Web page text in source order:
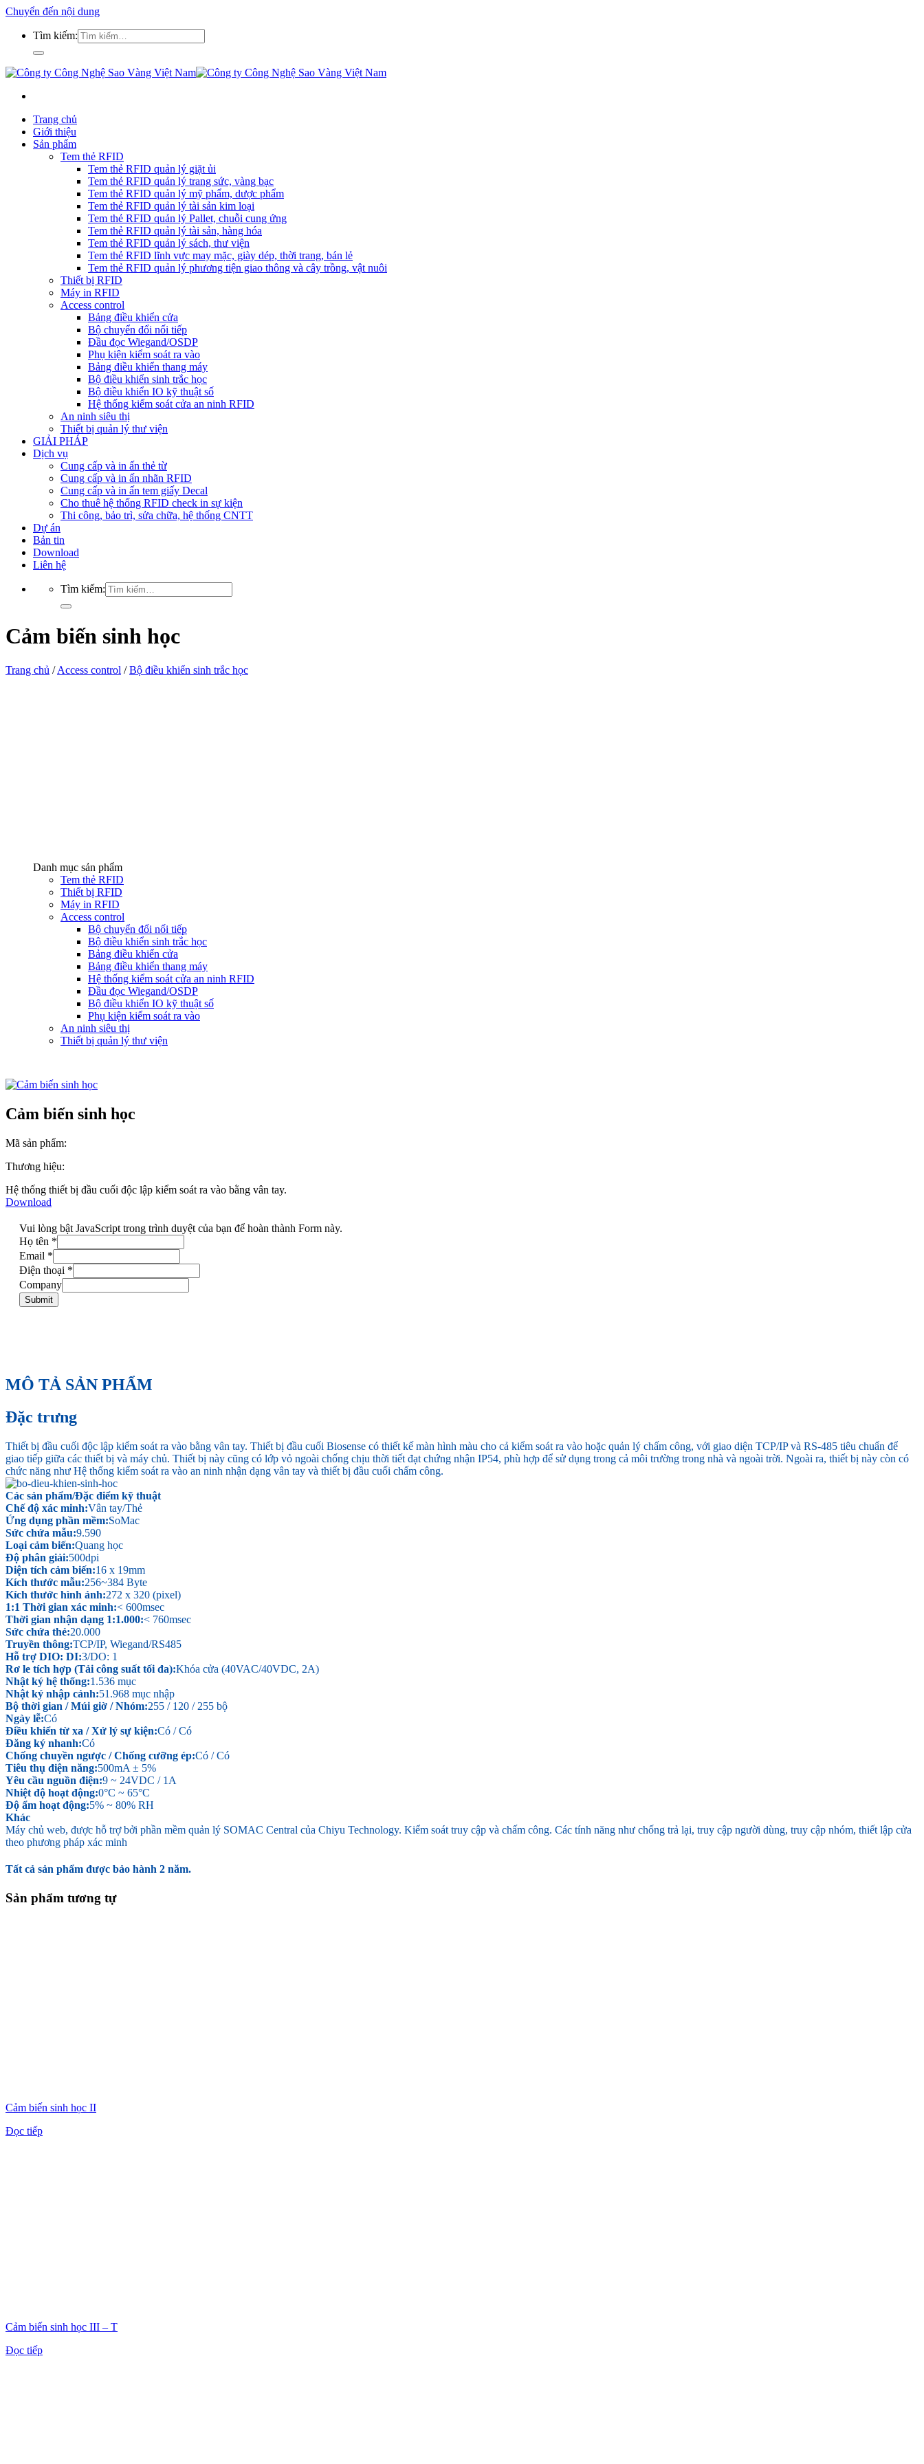
Chuyển đến nội dung
Tìm kiếm:
Trang chủ
Giới thiệu
Sản phẩm
Tem thẻ RFID
Tem thẻ RFID quản lý giặt ủi
Tem thẻ RFID quản lý trang sức, vàng bạc
Tem thẻ RFID quản lý mỹ phẩm, dược phẩm
Tem thẻ RFID quản lý tài sản kim loại
Tem thẻ RFID quản lý Pallet, chuỗi cung ứng
Tem thẻ RFID quản lý tài sản, hàng hóa
Tem thẻ RFID quản lý sách, thư viện
Tem thẻ RFID lĩnh vực may mặc, giày dép, thời trang, bán lẻ
Tem thẻ RFID quản lý phương tiện giao thông và cây trồng, vật nuôi
Thiết bị RFID
Máy in RFID
Access control
Bảng điều khiển cửa
Bộ chuyển đổi nối tiếp
Đầu đọc Wiegand/OSDP
Phụ kiện kiểm soát ra vào
Bảng điều khiển thang máy
Bộ điều khiển sinh trắc học
Bộ điều khiển IO kỹ thuật số
Hệ thống kiểm soát cửa an ninh RFID
An ninh siêu thị
Thiết bị quản lý thư viện
GIẢI PHÁP
Dịch vụ
Cung cấp và in ấn thẻ từ
Cung cấp và in ấn nhãn RFID
Cung cấp và in ấn tem giấy Decal
Cho thuê hệ thống RFID check in sự kiện
Thi công, bảo trì, sửa chữa, hệ thống CNTT
Dự án
Bản tin
Download
Liên hệ
Tìm kiếm:
Cảm biến sinh học
Trang chủ / Access control / Bộ điều khiển sinh trắc học
Danh mục sản phẩm
Tem thẻ RFID
Thiết bị RFID
Máy in RFID
Access control
Bộ chuyển đổi nối tiếp
Bộ điều khiển sinh trắc học
Bảng điều khiển cửa
Bảng điều khiển thang máy
Hệ thống kiểm soát cửa an ninh RFID
Đầu đọc Wiegand/OSDP
Bộ điều khiển IO kỹ thuật số
Phụ kiện kiểm soát ra vào
An ninh siêu thị
Thiết bị quản lý thư viện
Cảm biến sinh học
Mã sản phẩm:
Thương hiệu:
Hệ thống thiết bị đầu cuối độc lập kiểm soát ra vào bằng vân tay.
Download
Vui lòng bật JavaScript trong trình duyệt của bạn để hoàn thành Form này.
Họ tên *
Email *
Điện thoại *
Company
Submit
MÔ TẢ SẢN PHẨM
Đặc trưng
Thiết bị đầu cuối độc lập kiểm soát ra vào bằng vân tay. Thiết bị đầu cuối Biosense có thiết kế màn hình màu cho cả kiểm soát ra vào hoặc quản lý chấm công, với giao diện TCP/IP và RS-485 tiêu chuẩn để
giao tiếp giữa các thiết bị và máy chủ. Thiết bị này cũng có lớp vỏ ngoài chống chịu thời tiết đạt chứng nhận IP54, phù hợp để sử dụng trong cả môi trường trong nhà và ngoài trời. Ngoài ra, thiết bị này còn có
chức năng như Hệ thống kiểm soát ra vào an ninh nhận dạng vân tay và thiết bị đầu cuối chấm công.
Các sản phẩm/Đặc điểm kỹ thuật
Chế độ xác minh:Vân tay/Thẻ
Ứng dụng phần mềm:SoMac
Sức chứa mẫu:9.590
Loại cảm biến:Quang học
Độ phân giải:500dpi
Diện tích cảm biến:16 x 19mm
Kích thước mẫu:256~384 Byte
Kích thước hình ảnh:272 x 320 (pixel)
1:1 Thời gian xác minh:< 600msec
Thời gian nhận dạng 1:1.000:< 760msec
Sức chứa thẻ:20.000
Truyền thông:TCP/IP, Wiegand/RS485
Hỗ trợ DIO: DI:3/DO: 1
Rơ le tích hợp (Tải công suất tối đa):Khóa cửa (40VAC/40VDC, 2A)
Nhật ký hệ thống:1.536 mục
Nhật ký nhập cảnh:51.968 mục nhập
Bộ thời gian / Múi giờ / Nhóm:255 / 120 / 255 bộ
Ngày lễ:Có
Điều khiển từ xa / Xử lý sự kiện:Có / Có
Đăng ký nhanh:Có
Chống chuyền ngược / Chống cưỡng ép:Có / Có
Tiêu thụ điện năng:500mA ± 5%
Yêu cầu nguồn điện:9 ~ 24VDC / 1A
Nhiệt độ hoạt động:0°C ~ 65°C
Độ ẩm hoạt động:5% ~ 80% RH
Khác
Máy chủ web, được hỗ trợ bởi phần mềm quản lý SOMAC Central của Chiyu Technology. Kiểm soát truy cập và chấm công. Các tính năng như chống trả lại, truy cập người dùng, truy cập nhóm, thiết lập cửa
theo phương pháp xác minh
Tất cả sản phẩm được bảo hành 2 năm.
Sản phẩm tương tự
Cảm biến sinh học II
Đọc tiếp
Cảm biến sinh học III – T
Đọc tiếp